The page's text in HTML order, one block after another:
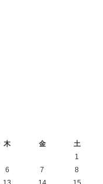
木 金
土
1
6 7
8